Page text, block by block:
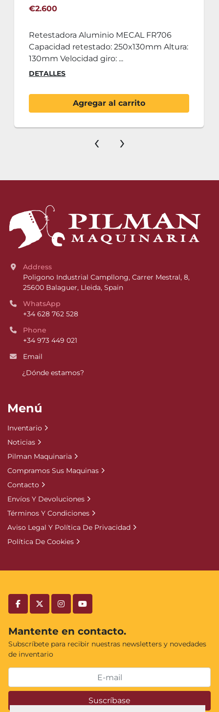
€2.600
Retestadora Aluminio MECAL FR706
Capacidad retestado: 250x130mm Altura:
130mm Velocidad giro: ...
DETALLES
Agregar al carrito
‹ ›
facebooktwitterinstagramyoutube
Mantente en contacto.
Subscríbete para recibir nuestras newsletters y novedades
de inventario
Suscríbase
Address
Poligono Industrial Campllong, Carrer Mestral, 8,
25600 Balaguer, Lleida, Spain
WhatsApp
+34 628 762 528
Phone
+34 973 449 021
Email
¿Dónde estamos?
Menú
Inventario
Noticias
Pilman Maquinaria
Compramos Sus Maquinas
Contacto
Envíos Y Devoluciones
Términos Y Condiciones
Aviso Legal Y Política De Privacidad
Política De Cookies